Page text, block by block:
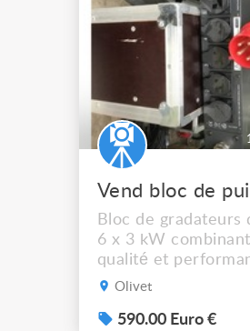
Bloc de gradateurs
6 x 3 kW
qualité et
supérieures à la
écran LCD 2 x 8
Olivet
590.00 Euro €